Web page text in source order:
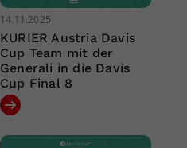
14.11.2025
KURIER Austria Davis
Cup Team mit der
Generali in die Davis
Cup Final 8